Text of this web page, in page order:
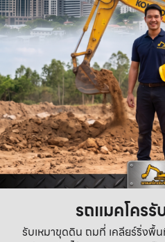
รถแมคโคร
รับเหมาขุดดิน ถมที่ เคลียร์ริ่งพื้